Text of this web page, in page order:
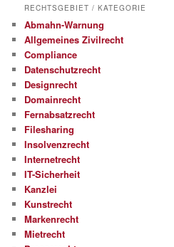
RECHTSGEBIET / KATEGORIE
Abmahn-Warnung
Allgemeines Zivilrecht
Compliance
Datenschutzrecht
Designrecht
Domainrecht
Fernabsatzrecht
Filesharing
Insolvenzrecht
Internetrecht
IT-Sicherheit
Kanzlei
Kunstrecht
Markenrecht
Mietrecht